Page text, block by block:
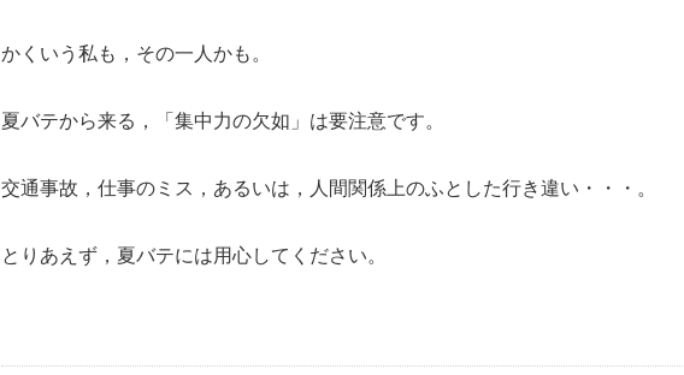
かくいう私も，その一人かも。
夏バテから来る，「集中力の欠如」は要注意です。
交通事故，仕事のミス，あるいは，人間関係上のふとした行き違い・・・。
とりあえず，夏バテには用心してください。